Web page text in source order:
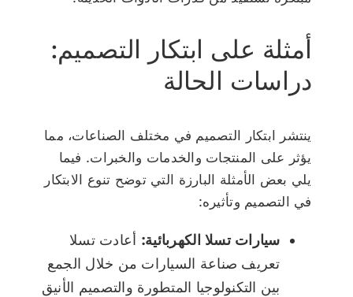
أمثلة على ابتكار التصميم:
دراسات الحالة
ينتشر ابتكار التصميم في مختلف الصناعات، مما
يؤثر على المنتجات والخدمات والخبرات. فيما
يلي بعض الأمثلة البارزة التي توضح تنوع الابتكار
في التصميم وتأثيره:
سيارات تسلا الكهربائية: أعادت تسلا
تعريف صناعة السيارات من خلال الجمع
بين التكنولوجيا المتطورة والتصميم الأنيق